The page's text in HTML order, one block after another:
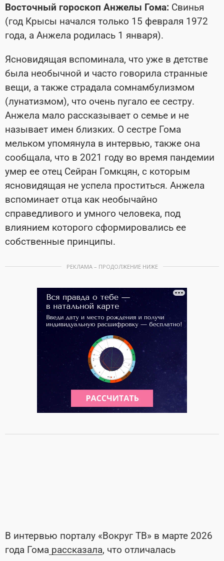
Восточный гороскоп Анжелы Гома: Свинья
(год Крысы начался только 15 февраля 1972
года, а Анжела родилась 1 января).
Ясновидящая вспоминала, что уже в детстве
была необычной и часто говорила странные
вещи, а также страдала сомнамбулизмом
(лунатизмом), что очень пугало ее сестру.
Анжела мало рассказывает о семье и не
называет имен близких. О сестре Гома
мельком упомянула в интервью, также она
сообщала, что в 2021 году во время пандемии
умер ее отец Сейран Гомкцян, с которым
ясновидящая не успела проститься. Анжела
вспоминает отца как необычайно
справедливого и умного человека, под
влиянием которого сформировались ее
собственные принципы.
РЕКЛАМА – ПРОДОЛЖЕНИЕ НИЖЕ
В интервью порталу «Вокруг ТВ» в марте 2026
года Гома рассказала, что отличалась